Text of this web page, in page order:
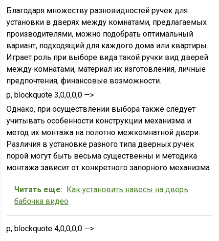
Благодаря множеству разновидностей ручек для
установки в дверях между комнатами, предлагаемых
производителями, можно подобрать оптимальный
вариант, подходящий для каждого дома или квартиры.
Играет роль при выборе вида такой ручки вид дверей
между комнатами, материал их изготовления, личные
предпочтения, финансовые возможности.
p, blockquote 3,0,0,0,0 —>
Однако, при осуществлении выбора также следует
учитывать особенности конструкции механизма и
метод их монтажа на полотно межкомнатной двери.
Различия в установке разного типа дверных ручек
порой могут быть весьма существенны и методика
монтажа зависит от конкретного запорного механизма.
Читать еще: Как установить навесы на дверь
бабочка видео
p, blockquote 4,0,0,0,0 —>